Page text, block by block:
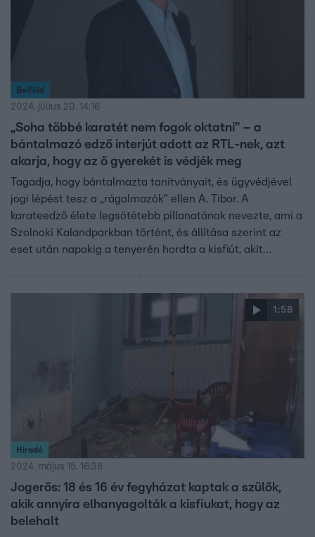
Belföld
2024. július 20. 14:16
„Soha többé karatét nem fogok oktatni” – a
bántalmazó edző interjút adott az RTL-nek, azt
akarja, hogy az ő gyerekét is védjék meg
Tagadja, hogy bántalmazta tanítványait, és ügyvédjével
jogi lépést tesz a „rágalmazók” ellen A. Tibor. A
karateedző élete legsötétebb pillanatának nevezte, ami a
Szolnoki Kalandparkban történt, és állítása szerint az
eset után napokig a tenyerén hordta a kisfiút, akit
óta, és szeretné, ha a „gyerekvédők” az ő négyéves kisfiát
1:58
Híradó
2024. május 15. 16:38
Jogerős: 18 és 16 év fegyházat kaptak a szülők,
akik annyira elhanyagolták a kisfiukat, hogy az
belehalt